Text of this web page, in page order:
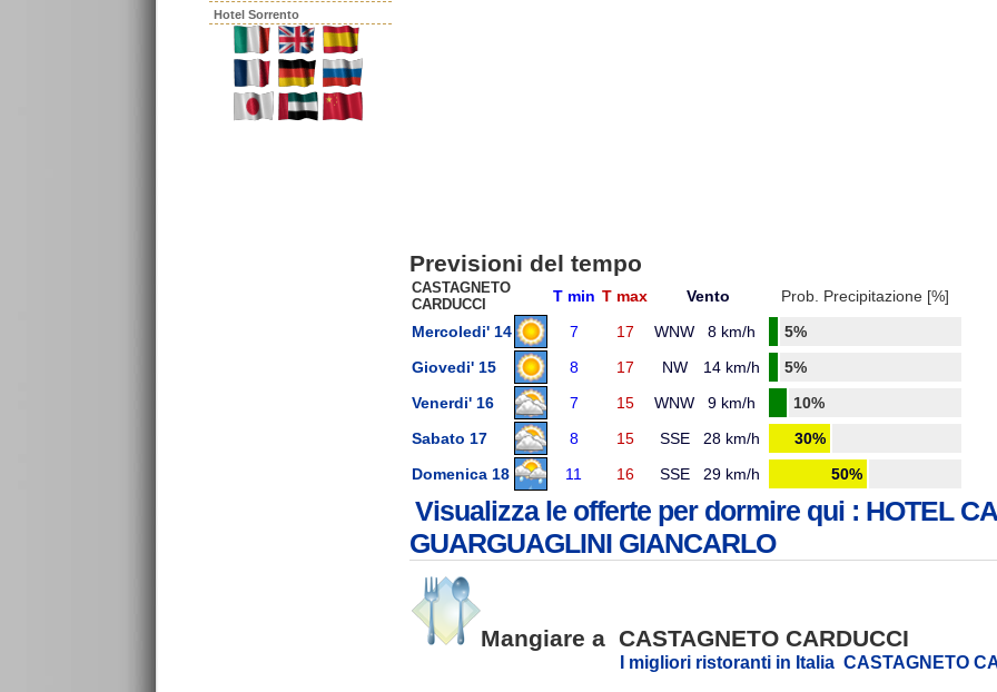
Hotel Sorrento
Previsioni del tempo
CASTAGNETO
CARDUCCI
T min T max Vento
Prob. Precipitazione [%]
Mercoledi' 14
7 17 WNW 8 km/h
5%
Giovedi' 15
8 17 NW 14 km/h
5%
Venerdi' 16
7 15 WNW 9 km/h
10%
Sabato 17
8 15 SSE 28 km/h
30%
Domenica 18
11 16 SSE 29 km/h 50%
Visualizza le offerte per dormire qui : HOTEL
GUARGUAGLINI GIANCARLO
Mangiare a CASTAGNETO CARDUCCI
I migliori ristoranti in Italia CASTAGNETO